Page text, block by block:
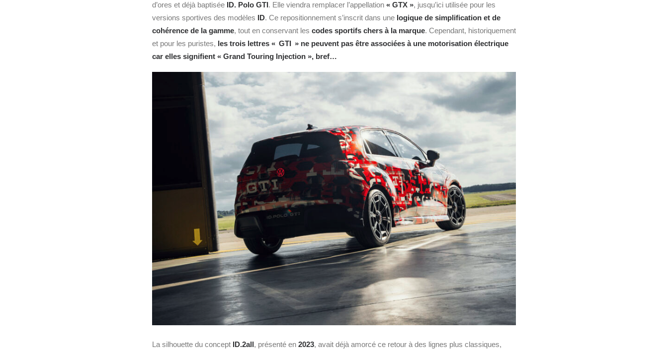
d’ores et déjà baptisée ID. Polo GTI. Elle viendra remplacer l’appellation « GTX », jusqu’ici utilisée pour les
versions sportives des modèles ID. Ce repositionnement s’inscrit dans une logique de simplification et de
cohérence de la gamme, tout en conservant les codes sportifs chers à la marque. Cependant, historiquement
et pour les puristes, les trois lettres « GTI » ne peuvent pas être associées à une motorisation électrique
car elles signifient « Grand Touring Injection », bref…
La silhouette du concept ID.2all, présenté en 2023, avait déjà amorcé ce retour à des lignes plus classiques,